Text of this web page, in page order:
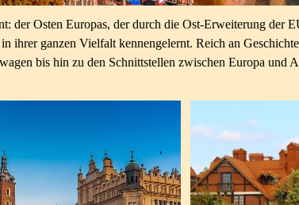
der Osten Europas, der durch die Ost-Erweiterung der
ihrer ganzen Vielfalt kennengelernt. Reich an
bis hin zu den Schnittstellen zwischen Europa und